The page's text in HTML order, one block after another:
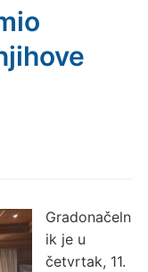
Gradonačeln
ik je u
četvrtak, 11.